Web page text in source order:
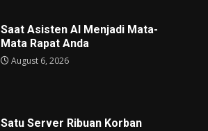
Saat Asisten AI Menjadi Mata-
Mata Rapat Anda
August 6, 2026
Satu Server Ribuan Korban